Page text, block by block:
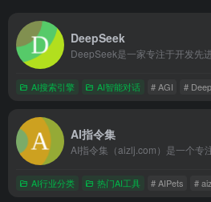
DeepSeek
AI搜索引擎 AI智能对话 # AGI #
AI指令集
AI行业分类 热门AI工具 # AIPets #